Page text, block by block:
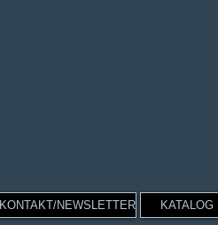
KONTAKT/NEWSLETTER KATALOG